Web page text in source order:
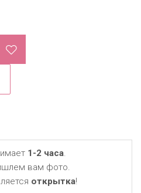
1-2 часа.
вам фото.
открытка!